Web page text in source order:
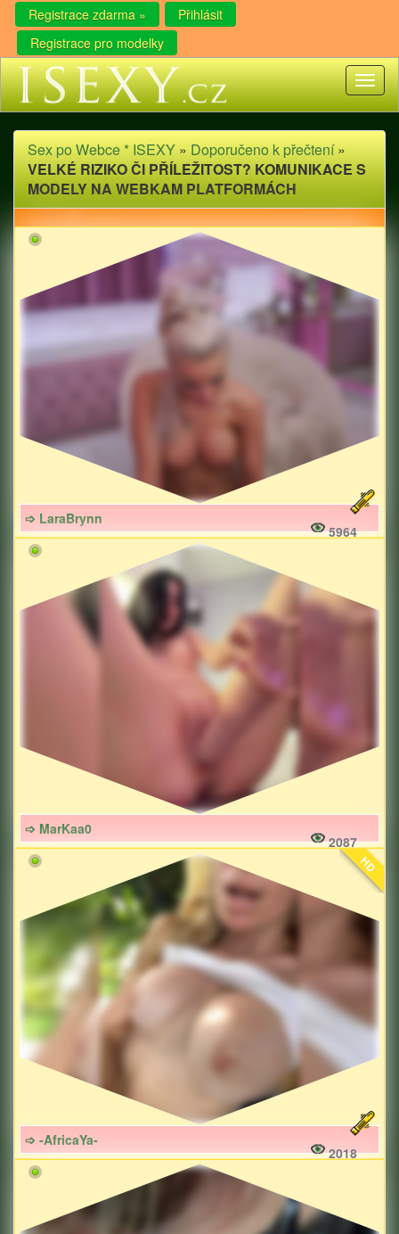
Registrace zdarma »
Přihlásit
Registrace pro modelky
Sex po Webce * ISEXY » Doporučeno k přečtení»
VELKÉ RIZIKO ČI PŘÍLEŽITOST? KOMUNIKACE S
MODELY NA WEBKAM PLATFORMÁCH
➩ LaraBrynn
5964
➩ MarKaa0
2087
HD
➩ -AfricaYa-
2018